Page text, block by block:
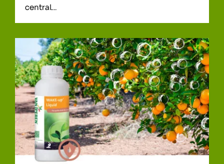
central…